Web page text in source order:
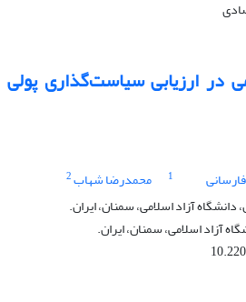
در ارزیابی سیاست‌گذاری پولی
1 محمدرضا شهاب2
آزاد اسلامی، سمنان، ایران.
آزاد اسلامی، سمنان، ایران.